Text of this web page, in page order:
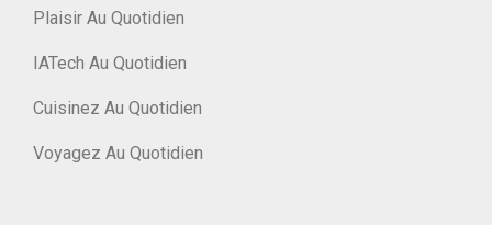
Plaisir Au Quotidien
IATech Au Quotidien
Cuisinez Au Quotidien
Voyagez Au Quotidien